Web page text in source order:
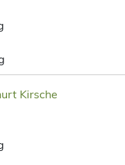
Kirsche